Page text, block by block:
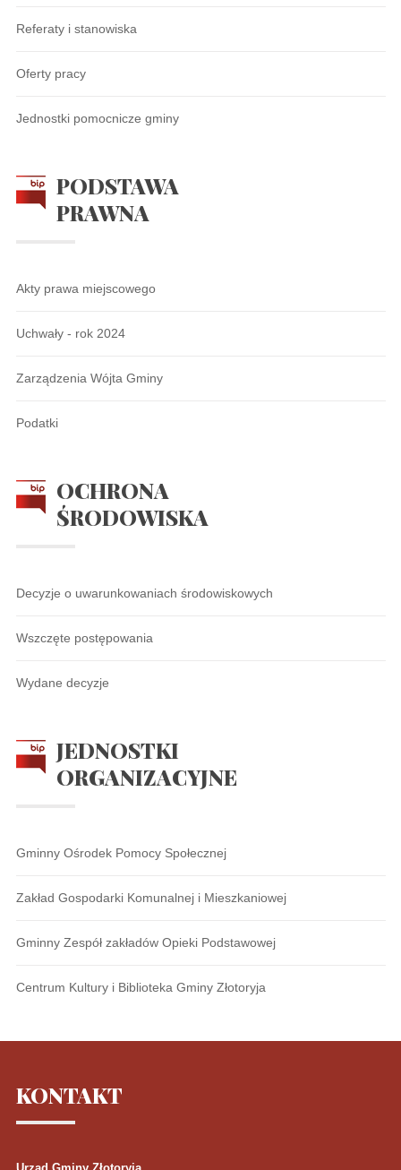
Referaty i stanowiska
Oferty pracy
Jednostki pomocnicze gminy
PODSTAWA
PRAWNA
Akty prawa miejscowego
Uchwały - rok 2024
Zarządzenia Wójta Gminy
Podatki
OCHRONA
ŚRODOWISKA
Decyzje o uwarunkowaniach środowiskowych
Wszczęte postępowania
Wydane decyzje
JEDNOSTKI
ORGANIZACYJNE
Gminny Ośrodek Pomocy Społecznej
Zakład Gospodarki Komunalnej i Mieszkaniowej
Gminny Zespół zakładów Opieki Podstawowej
Centrum Kultury i Biblioteka Gminy Złotoryja
KONTAKT